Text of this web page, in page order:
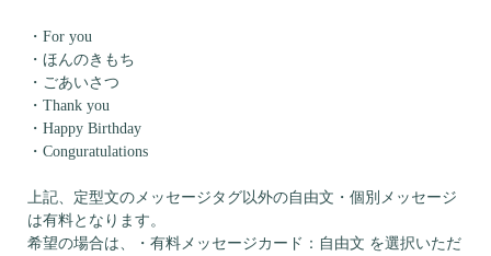
・For you
・ほんのきもち
・ごあいさつ
・Thank you
・Happy Birthday
・Conguratulations
上記、定型文のメッセージタグ以外の自由文・個別メッセージ
は有料となります。
希望の場合は、・有料メッセージカード：自由文 を選択いただ